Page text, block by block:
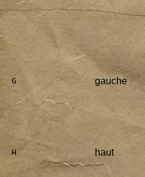
G gauche
H haut